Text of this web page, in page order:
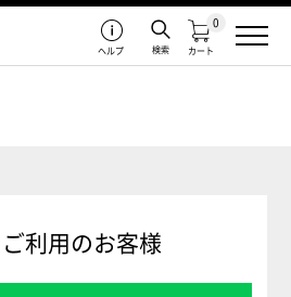
カート
0
検索
ヘルプ
利用のお客様